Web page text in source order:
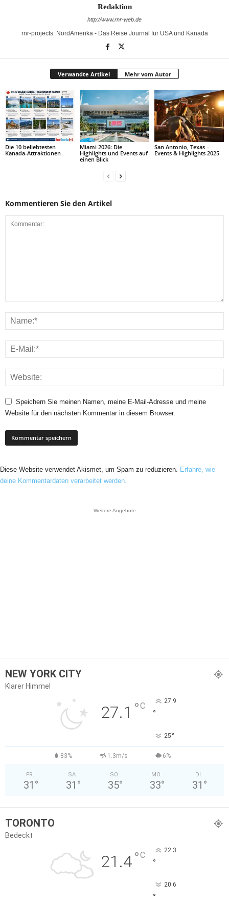
Redaktion
http://www.rnr-web.de
rnr-projects: NordAmerika - Das Reise Journal für USA und Kanada
Verwandte Artikel Mehr vom Autor
Die 10 beliebtesten
Kanada-Attraktionen
Miami 2026: Die
Highlights und Events auf
einen Blick
San Antonio, Texas –
Events & Highlights 2025
Kommentieren Sie den Artikel
Speichern Sie meinen Namen, meine E-Mail-Adresse und meine
Website für den nächsten Kommentar in diesem Browser.
Diese Website verwendet Akismet, um Spam zu reduzieren. Erfahre, wie
deine Kommentardaten verarbeitet werden.
Weitere Angebote
NEW YORK CITY
Klarer Himmel
27.1 °C 27.9
°
25°
83% 1.3m/s 6%
FR.
31 °
SA.
31 °
SO.
35°
MO.
33°
DI.
31 °
TORONTO
Bedeckt
21.4°C 22.3
°
20.6
°